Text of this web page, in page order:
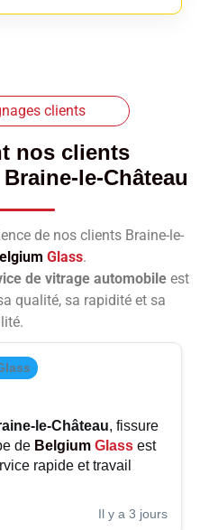
clients
nos clients
Braine-le-Château
de nos clients Braine-le-
Glass.
de vitrage automobileest
qualité, sa rapidité et sa
le-Château, fissure
de Belgium Glass est
rapide et travail
Il y a 3 jours